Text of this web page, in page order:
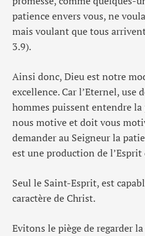
patience envers vous, ne
mais voulant que tous
3.9).
Ainsi donc, Dieu est notre
excellence. Car l’Eternel, use
hommes puissent entendre
nous motive et doit vous
demander au Seigneur la
est une production de
Seul le Saint-Esprit, est
caractère de Christ.
Evitons le piège de regarder